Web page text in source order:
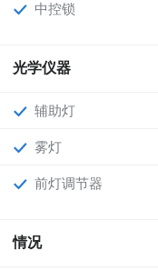
中控锁
光学仪器
辅助灯
雾灯
前灯调节器
情况